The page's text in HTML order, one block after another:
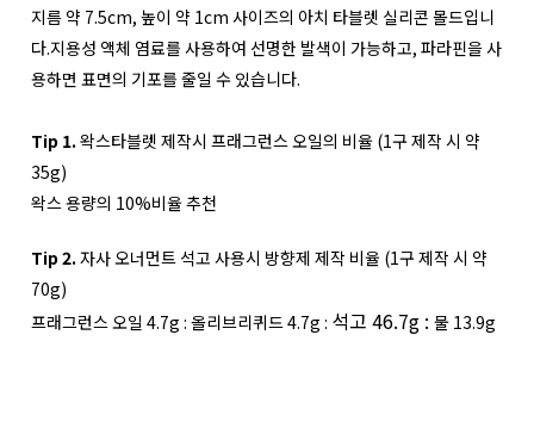
지름 약 7.5cm, 높이 약 1cm 사이즈의 아치 타블렛 실리콘 몰드입니
다.지용성 액체 염료를 사용하여 선명한 발색이 가능하고, 파라핀을 사
용하면 표면의 기포를 줄일 수 있습니다.
Tip 1. 왁스타블렛 제작시 프래그런스 오일의 비율 (1구 제작 시 약
35g)
왁스 용량의 10%비율 추천
Tip 2. 자사 오너먼트 석고 사용시 방향제 제작 비율 (1구 제작 시 약
70g)
프래그런스 오일 4.7g : 올리브리퀴드 4.7g : 석고 46.7g : 물 13.9g